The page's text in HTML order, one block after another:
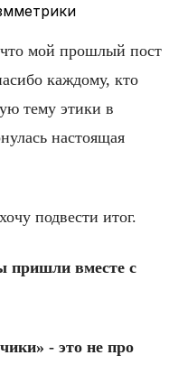
метрики
мой прошлый пост
каждому, кто
тему этики в
настоящая
подвести итог.
пришли вместе с
- это не про